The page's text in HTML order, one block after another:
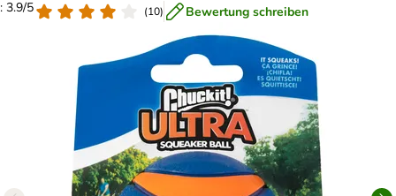
: 3.9/5
(10) Bewertung schreiben